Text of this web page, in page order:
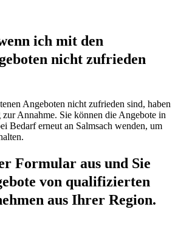
ich mit den
nicht zufrieden
Angeboten nicht zufrieden sind, haben
Annahme. Sie können die Angebote in
Bedarf erneut an Salmsach wenden, um
Formular aus und Sie
von qualifizierten
aus Ihrer Region.